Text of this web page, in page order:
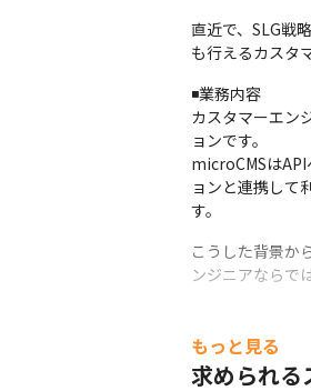
直近で、SLG戦
も行えるカスタ
◾️業務内容
カスタマーエン
ョンです。
microCMSはAPI
ョンと連携して
す。
こうした背景か
ンジニアならで
【プリセールス
もっと見る
求められる